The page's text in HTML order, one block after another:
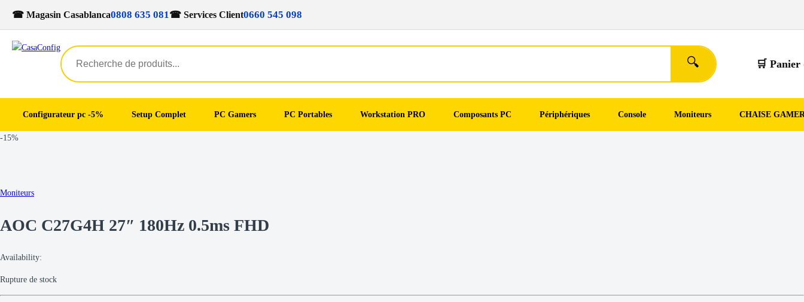
☎ Magasin Casablanca0808 635 081☎ Services Client0660 545 098
🔍 🛒 Panier
Configurateur pc -5% Setup Complet PC Gamers PC Portables Workstation PRO Composants PC Périphériques Console Moniteurs CHAISE
Skip
Skip
-15%
Moniteurs
AOC C27G4H 27″ 180Hz 0.5ms FHD
Availability:
Rupture de stock